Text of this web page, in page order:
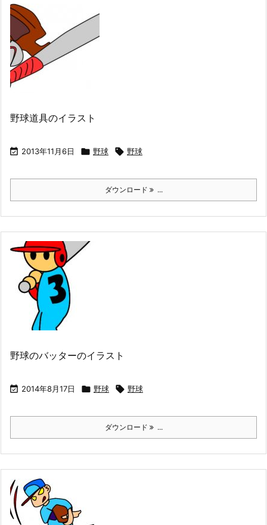
野球道具のイラスト
 2013年11月6日  野球  野球
ダウンロード ...
野球のバッターのイラスト
 2014年8月17日  野球  野球
ダウンロード ...